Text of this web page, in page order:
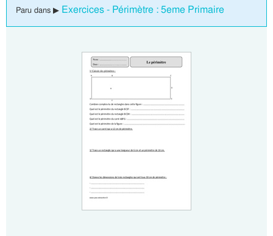
Paru dans ▶ Exercices - Périmètre : 5eme Primaire